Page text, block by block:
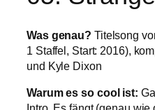
Was genau? Titelsong
1 Staffel, Start: 2016),
und Kyle Dixon
Warum es so cool ist: